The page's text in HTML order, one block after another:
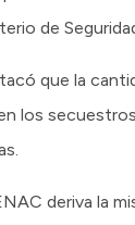
de
que la
los
deriva la